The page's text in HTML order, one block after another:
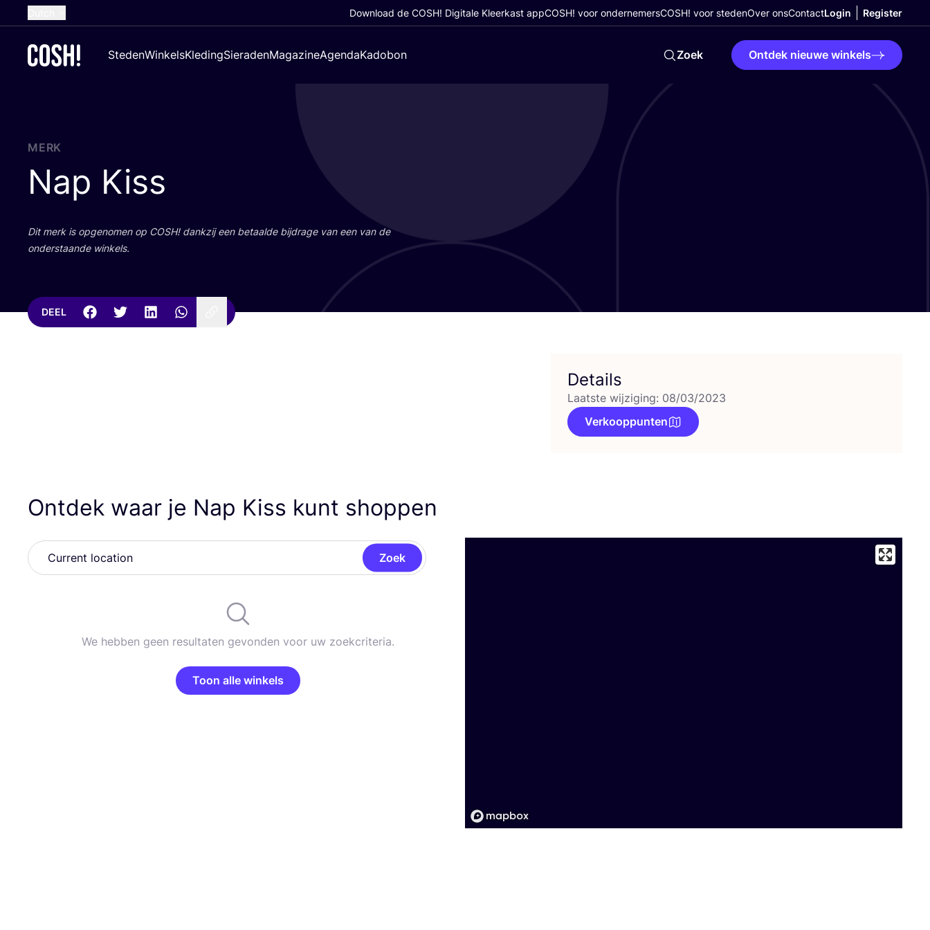
French
Croatian
Download de COSH! Digitale Kleerkast appCOSH! voor ondernemersCOSH! voor stedenOver onsContactLogin Register
StedenWinkelsKledingSieradenMagazineAgendaKadobon Zoek Ontdek nieuwe winkels
MERK
Nap Kiss
Dit merk is opge­no­men op COSH! dank­zij een betaal­de bij­dra­ge van een van de
onder­staan­de winkels.
DEEL
Details
Laatste wijziging: 08/03/2023
Verkooppunten
Ontdek waar je Nap Kiss kunt shoppen
Zoek
We hebben geen resultaten gevonden voor uw zoekcriteria.
Toon alle winkels